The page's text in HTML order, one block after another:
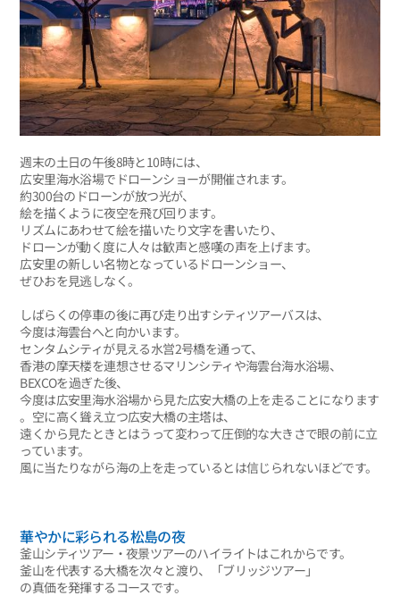
週末の土日の午後8時と10時には、
広安里海水浴場でドローンショーが開催されます。
約300台のドローンが放つ光が、
絵を描くように夜空を飛び回ります。
リズムにあわせて絵を描いたり文字を書いたり、
ドローンが動く度に人々は歓声と感嘆の声を上げます。
広安里の新しい名物となっているドローンショー、
ぜひおを見逃しなく。
しばらくの停車の後に再び走り出すシティツアーバスは、
今度は海雲台へと向かいます。
センタムシティが見える水営2号橋を通って、
香港の摩天楼を連想させるマリンシティや海雲台海水浴場、
BEXCOを過ぎた後、
今度は広安里海水浴場から見た広安大橋の上を走ることになります
。空に高く聳え立つ広安大橋の主塔は、
遠くから見たときとはうって変わって圧倒的な大きさで眼の前に立
っています。
風に当たりながら海の上を走っているとは信じられないほどです。
華やかに彩られる松島の夜
釜山シティツアー・夜景ツアーのハイライトはこれからです。
釜山を代表する大橋を次々と渡り、「ブリッジツアー」
の真価を発揮するコースです。